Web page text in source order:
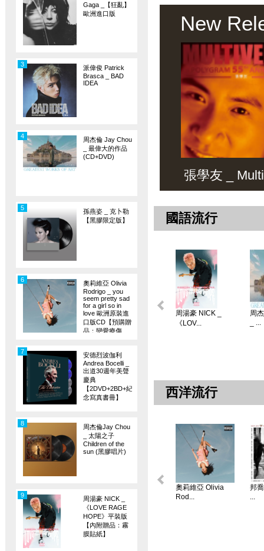
Gaga _【狂亂】
歐洲進口版
派偉俊 Patrick
Brasca _ BAD
IDEA
3
周杰倫 Jay Chou
_ 最偉大的作品
(CD+DVD)
4
孫燕姿 _ 克卜勒
【黑膠限定版】
5
奧莉維亞 Olivia
Rodrigo _ you
seem pretty sad
for a girl so in
love 歐洲原裝進
口版CD【預購贈
品：戀愛療傷
6
安德烈波伽利
Andrea Bocelli _
出道30週年美聲
慶典
【2DVD+2BD+紀
念寫真書冊】
7
周杰倫Jay Chou
_ 太陽之子
Children of the
sun (黑膠唱片)
8
周湯豪 NICK _
《LOVE RAGE
HOPE》平裝版
【內附贈品：霧
膜貼紙】
9
New
張學友 _
國語流行
周湯豪 NICK _
《LOV...
周
_ ...
西洋流行
奧莉維亞 Olivia
Rod...
邦
...